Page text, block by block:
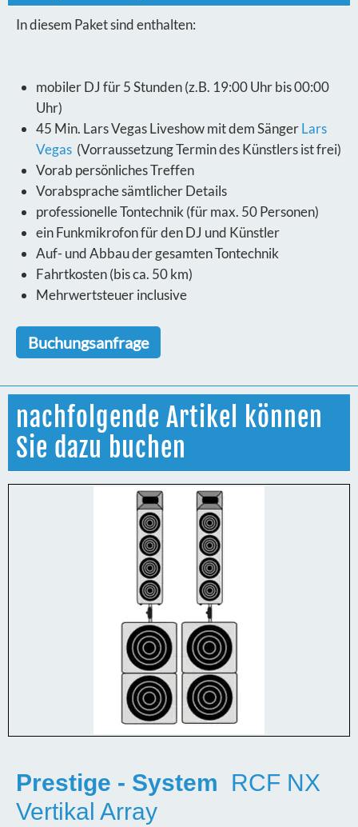
In diesem Paket sind enthalten:
mobiler DJ für 5 Stunden (z.B. 19:00 Uhr bis 00:00
Uhr)
45 Min. Lars Vegas Liveshow mit dem SängerLars
Vegas (Vorraussetzung Termin des Künstlers ist frei)
Vorab persönliches Treffen
Vorabsprache sämtlicher Details
professionelle Tontechnik (für max. 50 Personen)
ein Funkmikrofon für den DJ und Künstler
Auf- und Abbau der gesamten Tontechnik
Fahrtkosten (bis ca. 50 km)
Mehrwertsteuer inclusive
Buchungsanfrage
nachfolgende Artikel können
Sie dazu buchen
Prestige - System
RCF NX
Vertikal Array